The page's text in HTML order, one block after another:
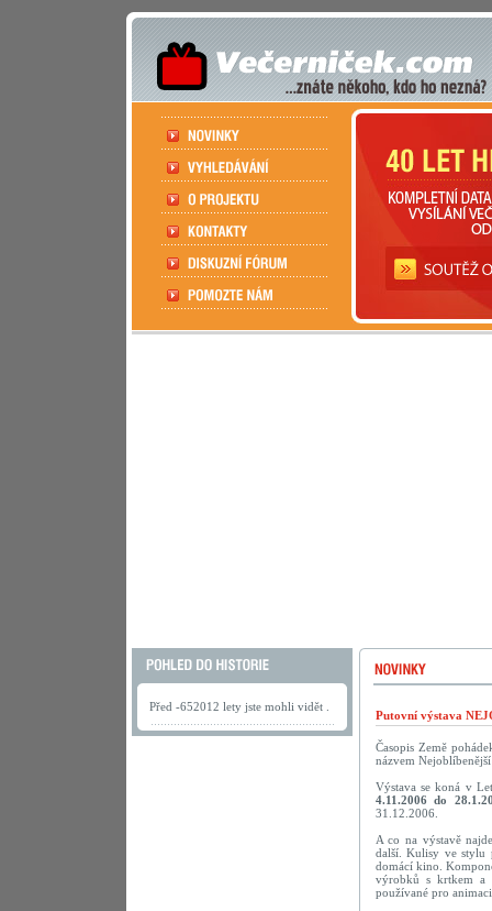
Před -652012 lety jste mohli vidět .
Putovní výstava
Časopis Země
názvem
Výstava se koná v
4.11.2006 do
31.12.2006.
A co na výstavě
další. Kulisy ve stylu
domácí kino.
výrobků s krtkem a
používané pro